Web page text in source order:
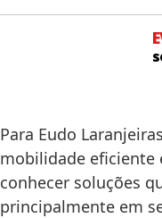
Para Eudo
mobilidade eficiente
conhecer soluções
principalmente em